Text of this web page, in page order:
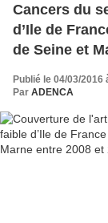
Cancers du
d’Ile de
Publié le 04/03/2016
Par ADENCA